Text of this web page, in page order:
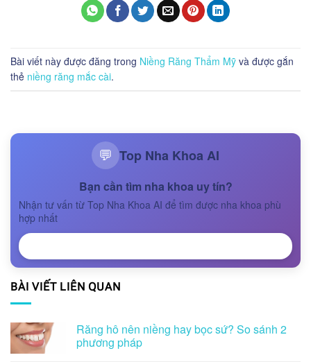
Bài viết này được đăng trong Niềng Răng Thẩm Mỹ và được gắn
thẻ niềng răng mắc cài.
💬 Top Nha Khoa AI
Bạn cần tìm nha khoa uy tín?
Nhận tư vấn từ Top Nha Khoa AI để tìm được nha khoa phù
hợp nhất
BÀI VIẾT LIÊN QUAN
Răng hô nên niềng hay bọc sứ? So sánh 2
phương pháp